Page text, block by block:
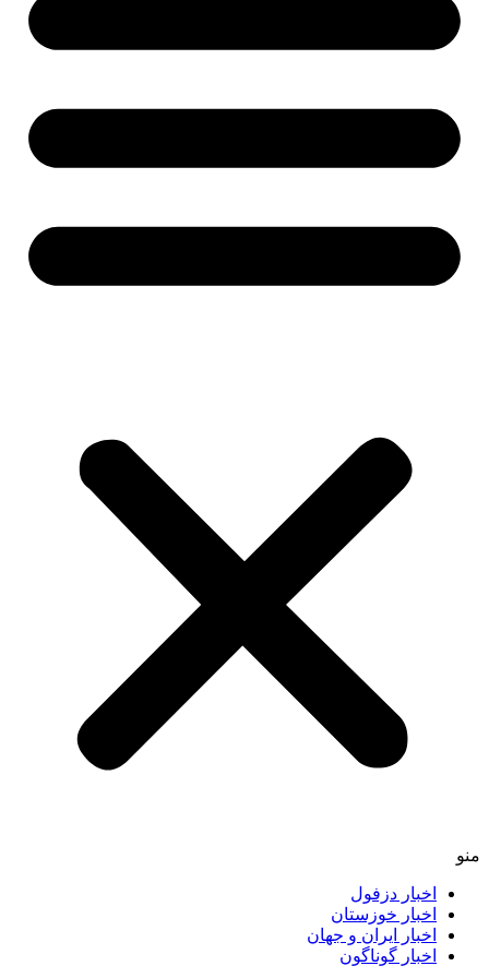
اخبار دزفول
اخبار خوزستان
اخبار ایران و جهان
اخبار گوناگون